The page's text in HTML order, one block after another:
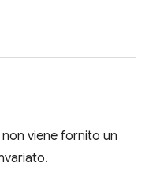
viene fornito un